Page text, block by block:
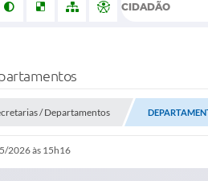
CIDADÃO
/ Departamentos
2026 às 15h16